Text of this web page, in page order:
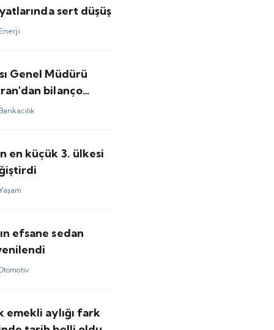
sert düşüş
Enerji
Genel Müdürü
bilanço
var
Bankacılık
en küçük 3. ülkesi
efsane sedan
emekli aylığı fark